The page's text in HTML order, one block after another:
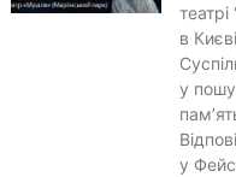
в
у
у